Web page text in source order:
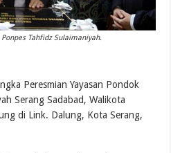
Tahfidz Sulaimaniyah.
Peresmian Yayasan Pondok
Serang Sadabad, Walikota
di Link. Dalung, Kota Serang,